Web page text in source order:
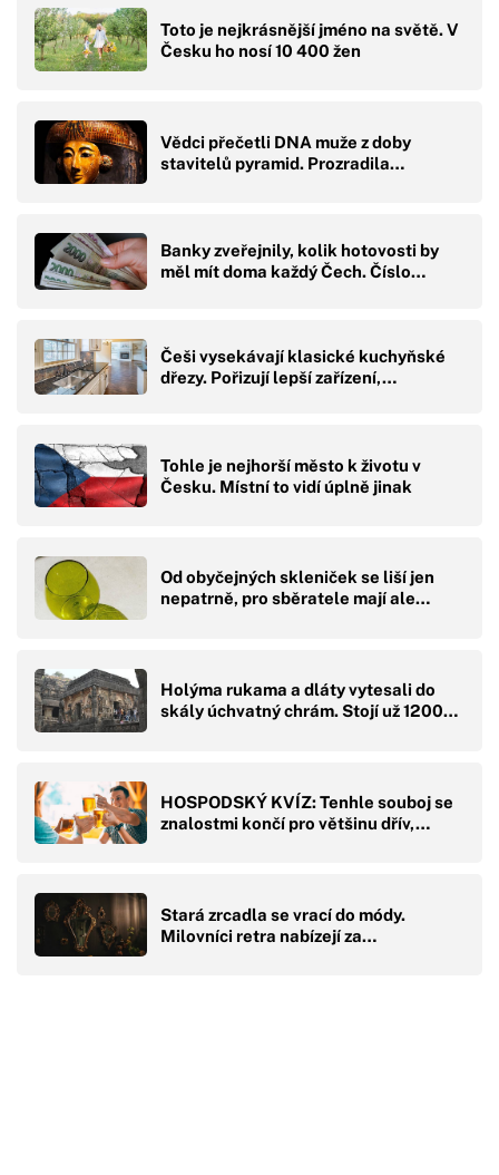
Toto je nejkrásnější jméno na světě. V
Česku ho nosí 10 400 žen
Vědci přečetli DNA muže z doby
stavitelů pyramid. Prozradila…
Banky zveřejnily, kolik hotovosti by
měl mít doma každý Čech. Číslo…
Češi vysekávají klasické kuchyňské
dřezy. Pořizují lepší zařízení,…
Tohle je nejhorší město k životu v
Česku. Místní to vidí úplně jinak
Od obyčejných skleniček se liší jen
nepatrně, pro sběratele mají ale…
Holýma rukama a dláty vytesali do
skály úchvatný chrám. Stojí už 1200…
HOSPODSKÝ KVÍZ: Tenhle souboj se
znalostmi končí pro většinu dřív,…
Stará zrcadla se vrací do módy.
Milovníci retra nabízejí za…